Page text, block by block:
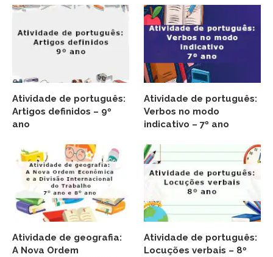
Atividade de português:
Artigos definidos – 9º
ano
Atividade de português:
Verbos no modo
indicativo – 7º ano
Atividade de geografia:
A Nova Ordem
Atividade de português:
Locuções verbais – 8º